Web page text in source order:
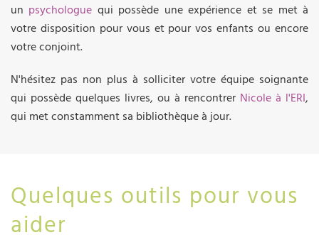
un psychologue qui possède une expérience et se met à
votre disposition pour vous et pour vos enfants ou encore
votre conjoint.
N'hésitez pas non plus à solliciter votre équipe soignante
qui possède quelques livres, ou à rencontrer Nicole à l'ERI,
qui met constamment sa bibliothèque à jour.
Quelques outils pour vous
aider